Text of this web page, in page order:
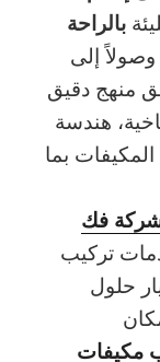
بالراحة
وصولاً إلى
منهج دقيق
هندسة
بما
فك
تركيب
حلول
مكيفات